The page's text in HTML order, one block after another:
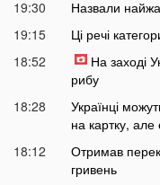
19:30
Назвали
19:15
Ці речі
18:52
На заході
рибу
18:28
Українці
на картку,
18:12
Отримав
гривень